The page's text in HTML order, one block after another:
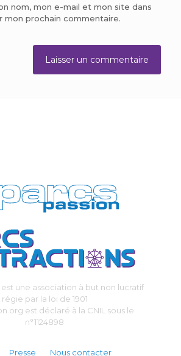
nom, mon e-mail et mon site dans
mon prochain commentaire.
est une association à but non lucratif
régie par la loi de 1901
est déclaré à la CNIL sous le
n°1124898
Presse Nous contacter